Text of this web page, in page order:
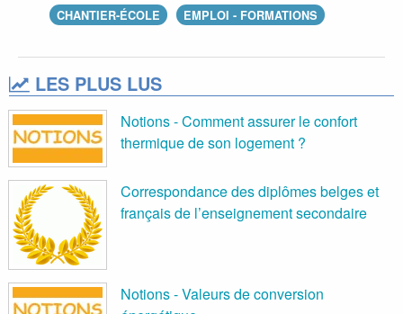
CHANTIER-ÉCOLE
EMPLOI - FORMATIONS
LES PLUS LUS
Notions - Comment assurer le confort
thermique de son logement ?
Correspondance des diplômes belges et
français de l’enseignement secondaire
Notions - Valeurs de conversion